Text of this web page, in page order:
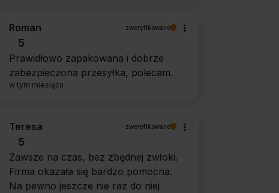
Roman zweryfikowano
5
Prawidłowo zapakowana i dobrze
zabezpieczona przesyłka, polecam.
w tym miesiącu
Teresa zweryfikowano
5
Zawsze na czas, bez zbędnej zwłoki.
Firma okazała się bardzo pomocna.
Na pewno jeszcze nie raz do niej